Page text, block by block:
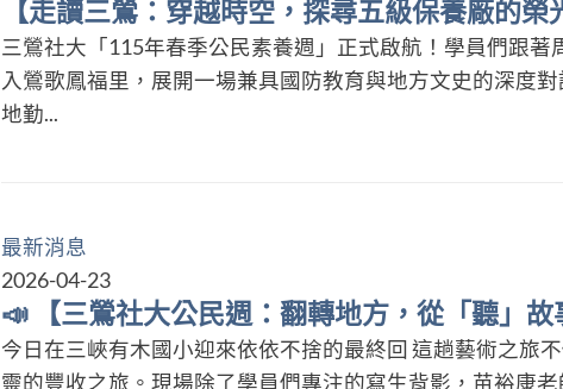
【走讀三鶯：穿越時空，探尋五級保養廠的榮
三鶯社大「115年春季公民素養週」正式啟航！學員們跟著
入鶯歌鳳福里，展開一場兼具國防教育與地方文史的深度
地勤...
最新消息
2026-04-23
📣 【三鶯社大公民週：翻轉地方，從「聽」故
今日在三峽有木國小迎來依依不捨的最終回 這趟藝術之旅
靈的豐收之旅。現場除了學員們專注的寫生背影，苗裕康